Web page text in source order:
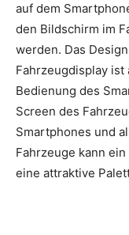
auf dem
den Bildschirm im
werden. Das
Fahrzeugdisplay ist
Bedienung des
Screen des
Smartphones und
Fahrzeuge kann
eine attraktive